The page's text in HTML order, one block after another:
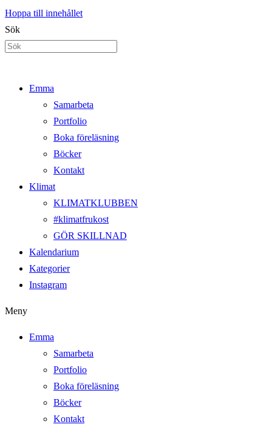
Hoppa till innehållet
Sök
Emma
Samarbeta
Portfolio
Boka föreläsning
Böcker
Kontakt
Klimat
KLIMATKLUBBEN
#klimatfrukost
GÖR SKILLNAD
Kalendarium
Kategorier
Instagram
Meny
Emma
Samarbeta
Portfolio
Boka föreläsning
Böcker
Kontakt